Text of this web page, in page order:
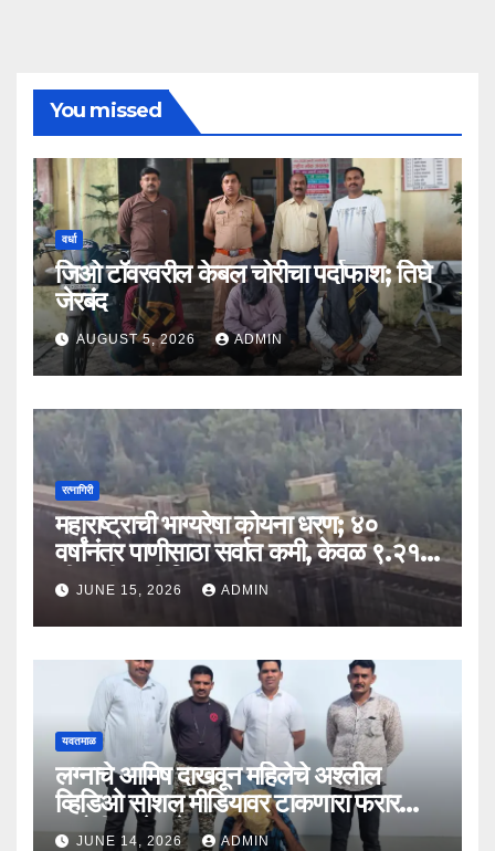
You missed
वर्धा
जिओ टॉवरवरील केबल चोरीचा पर्दाफाश; तिघे
जेरबंद
AUGUST 5, 2026 ADMIN
रत्नागिरी
महाराष्ट्राची भाग्यरेषा कोयना धरण; ४०
वर्षांनंतर पाणीसाठा सर्वात कमी, केवळ ९.२१
टीएमसी पाणी शिल्लक
JUNE 15, 2026 ADMIN
यवतमाळ
लग्नाचे आमिष दाखवून महिलेचे अश्लील
व्हिडिओ सोशल मीडियावर टाकणारा फरार
आरोपी अखेर जेरबंद!
JUNE 14, 2026 ADMIN